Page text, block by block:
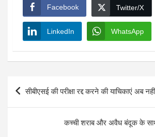
Facebook Twitter/X
LinkedIn WhatsApp
Post
navigation
सीबीएसई की परीक्षा रद्द करने की याचिकाएं अब
कच्ची शराब और अवैध बंदूक के साथ